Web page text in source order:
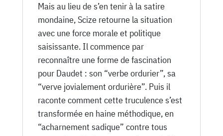
Mais au lieu de s’en tenir à la satire
mondaine, Scize retourne la situation
avec une force morale et politique
saisissante. Il commence par
reconnaître une forme de fascination
pour Daudet : son “verbe ordurier”, sa
“verve jovialement ordurière”. Puis il
raconte comment cette truculence s’est
transformée en haine méthodique, en
“acharnement sadique” contre tous